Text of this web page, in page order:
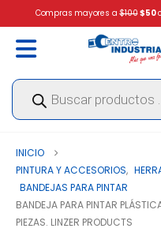
Compras mayores a$100 $50
Búsqueda
productos
INICIO
PINTURA Y ACCESORIOS,
BANDEJAS PARA PINTAR
BANDEJA PARA PINTAR
PIEZAS. LINZER PRODUCTS